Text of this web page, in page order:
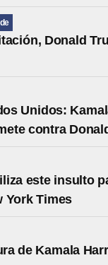
Donald
Unidos:
contra
este insulto
York Times
de Kamala